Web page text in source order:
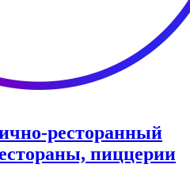
ресторанный
пиццерии